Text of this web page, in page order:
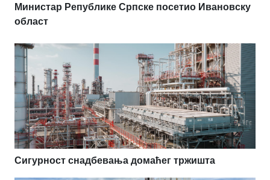
Министар Републике Српске посетио Ивановску
област
Сигурност снадбевања домаћег тржишта